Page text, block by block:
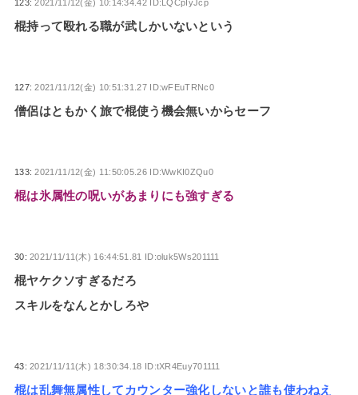
123:2021/11/12(金) 10:14:34.42 ID:LQCpIyJcp
棍持って殴れる職が武しかいないという
127:2021/11/12(金) 10:51:31.27 ID:wFEuTRNc0
僧侶はともかく旅で棍使う機会無いからセーフ
133:2021/11/12(金) 11:50:05.26 ID:WwKI0ZQu0
棍は氷属性の呪いがあまりにも強すぎる
30:2021/11/11(木) 16:44:51.81 ID:oluk5Ws201111
棍ヤケクソすぎるだろ
スキルをなんとかしろや
43:2021/11/11(木) 18:30:34.18 ID:tXR4Euy701111
棍は乱舞無属性してカウンター強化しないと誰も使わねえ